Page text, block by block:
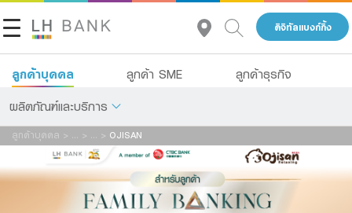
ดิจิทัลแบงก์กิ้ง
ลูกค้าบุคคล ลูกค้า SME ลูกค้าธุรกิจ
ผลิตภัณฑ์และบริการ
เกี่ยวกับเรา
นักลงทุนสัมพันธ์
เงินฝาก
สินเชื่อ
ลูกค้าบุคคล > > > OJISAN